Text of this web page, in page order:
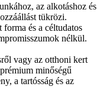
az alkotáshoz és
tükrözi.
és a céltudatos
nélkül.
vagy az otthoni kert
minőségű
a tartósság és az